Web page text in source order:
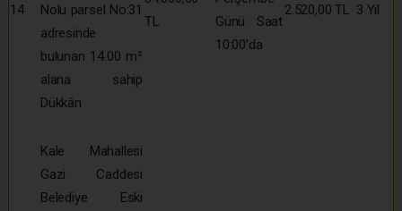
14
Nolu parsel No:31
adresinde
bulunan 14.00 m²
alana sahip
Dükkân
TL
Günü Saat
10:00’da
2.520,00 TL 3 Yıl
Kale Mahallesi
Gazi Caddesi
Belediye Eski